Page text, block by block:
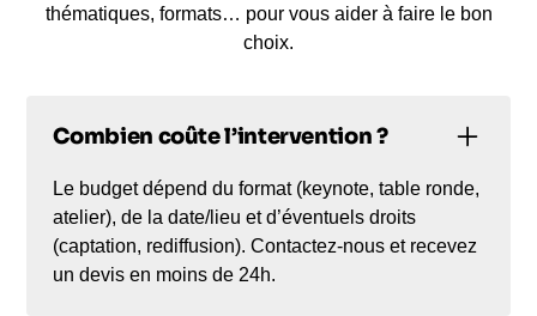
thématiques, formats… pour vous aider à faire le bon
choix.
Combien coûte l’intervention ?
Le budget dépend du format (keynote, table ronde,
atelier), de la date/lieu et d’éventuels droits
(captation, rediffusion). Contactez-nous et recevez
un devis en moins de 24h.